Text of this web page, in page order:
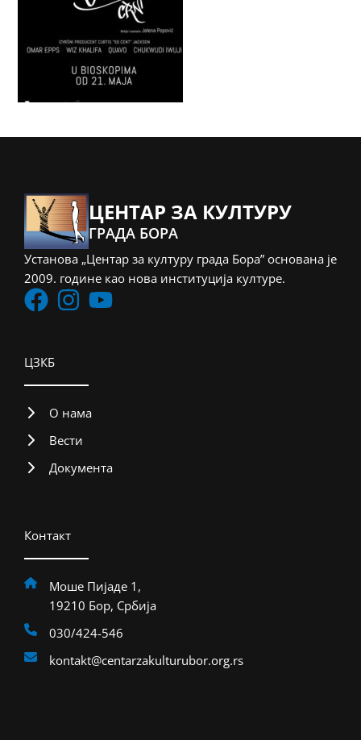
ЦЕНТАР ЗА КУЛТУРУ
ГРАДА БОРА
Установа „Центар за културу града Бора” основана је
2009. године као нова институција културе.
ЦЗКБ
О нама
Вести
Документа
Контакт
Моше Пијаде 1,
19210 Бор, Србија
030/424-546
kontakt@centarzakulturubor.org.rs